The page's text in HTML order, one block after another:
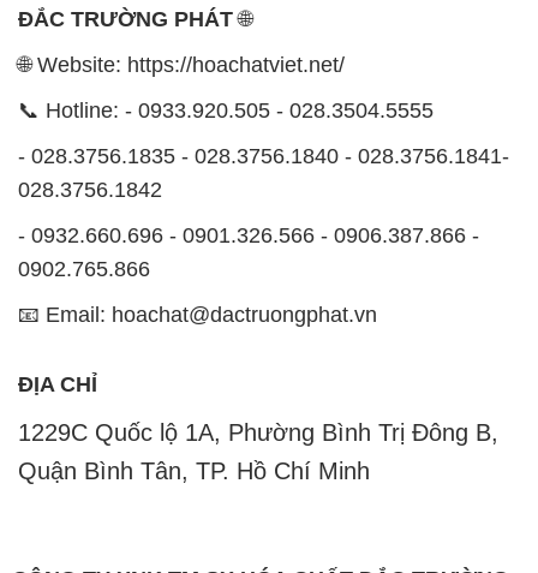
ĐẮC TRƯỜNG PHÁT🌐
🌐 Website: https://hoachatviet.net/
📞 Hotline: - 0933.920.505 - 028.3504.5555
- 028.3756.1835 - 028.3756.1840 - 028.3756.1841-
028.3756.1842
- 0932.660.696 - 0901.326.566 - 0906.387.866 -
0902.765.866
📧 Email: hoachat@dactruongphat.vn
ĐỊA CHỈ
1229C Quốc lộ 1A, Phường Bình Trị Đông B,
Quận Bình Tân, TP. Hồ Chí Minh